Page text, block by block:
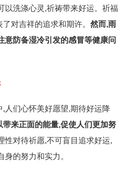
以洗涤心灵,祈祷带来好运。祈福
对吉祥的追求和期许。 然而,雨
意防备湿冷引发的感冒等健康问
人们心怀美好愿望,期待好运降
来正面的能量,促使人们更加努
性对待祈愿,不可盲目追求好运,
身的努力和实力。